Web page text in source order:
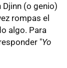
Djinn (o genio)
rompas el
algo. Para
"Yo